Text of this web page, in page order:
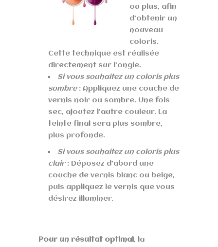
ou plus, afin
d’obtenir un
nouveau
coloris.
Cette technique est réalisée
directement sur l’ongle.
Si vous souhaitez un coloris plus
sombre: Appliquez une couche de
vernis noir ou sombre. Une fois
sec, ajoutez l’autre couleur. La
teinte final sera plus sombre,
plus profonde.
Si vous souhaitez un coloris plus
clair: Déposez d’abord une
couche de vernis blanc ou beige,
puis appliquez le vernis que vous
désirez illuminer.
Pour un résultat optimal , la